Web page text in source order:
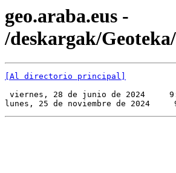
geo.araba.eus -
/deskargak/
[Al directorio principal]
viernes, 28 de junio de 2024
lunes, 25 de noviembre de 2024